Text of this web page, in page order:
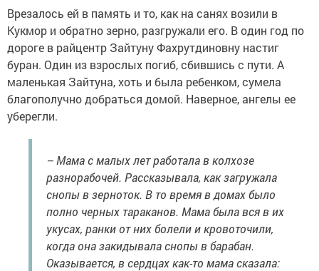
Врезалось ей в память и то, как на санях возили в
Кукмор и обратно зерно, разгружали его. В один год по
дороге в райцентр Зайтуну Фахрутдиновну настиг
буран. Один из взрослых погиб, сбившись с пути. А
маленькая Зайтуна, хоть и была ребенком, сумела
благополучно добраться домой. Наверное, ангелы ее
уберегли.
– Мама с малых лет работала в колхозе
разнорабочей. Рассказывала, как загружала
снопы в зерноток. В то время в домах было
полно черных тараканов. Мама была вся в их
укусах, ранки от них болели и кровоточили,
когда она закидывала снопы в барабан.
Оказывается, в сердцах как-то мама сказала: